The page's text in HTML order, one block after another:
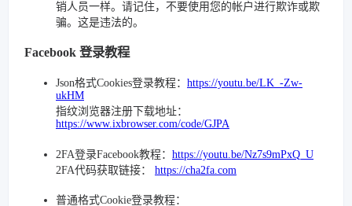
销人员一样。请记住，不要使用您的帐户进行欺诈或欺
骗。这是违法的。
Facebook 登录教程
Json格式Cookies登录教程： https://youtu.be/LK_-Zw-
ukHM
指纹浏览器注册下载地址：
https://www.ixbrowser.com/code/GJPA
2FA登录Facebook教程： https://youtu.be/Nz7s9mPxQ_U
2FA代码获取链接： https://cha2fa.com
普通格式Cookie登录教程：